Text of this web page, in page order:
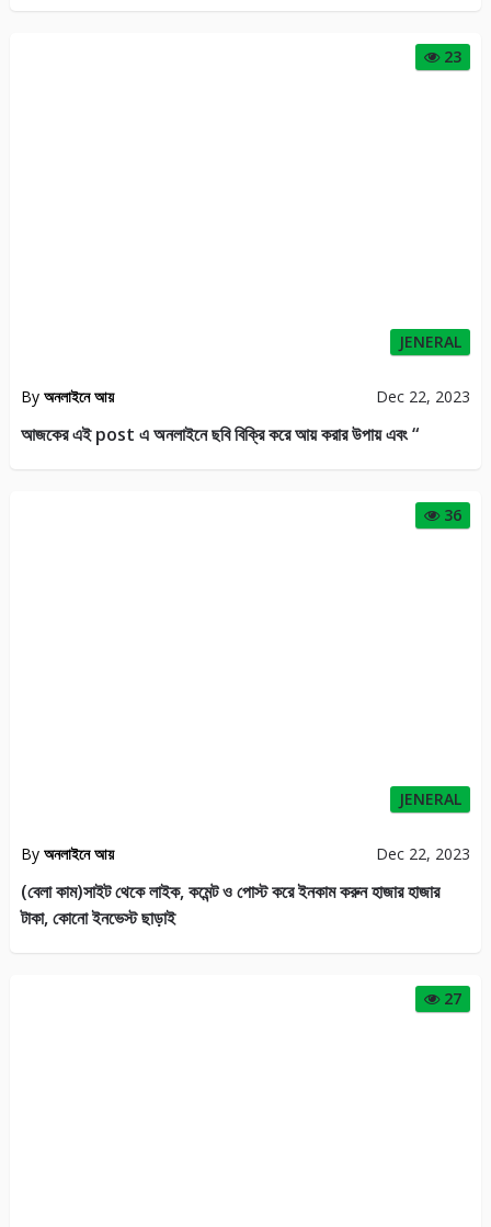
23
JENERAL
By অনলাইনে আয় Dec 22, 2023
আজকের এই post এ অনলাইনে ছবি বিক্রি করে আয় করার উপায় এবং “
36
JENERAL
By অনলাইনে আয় Dec 22, 2023
(বেলা কাম)সাইট থেকে লাইক, কমেন্ট ও পোস্ট করে ইনকাম করুন হাজার হাজার
টাকা, কোনো ইনভেস্ট ছাড়াই
27